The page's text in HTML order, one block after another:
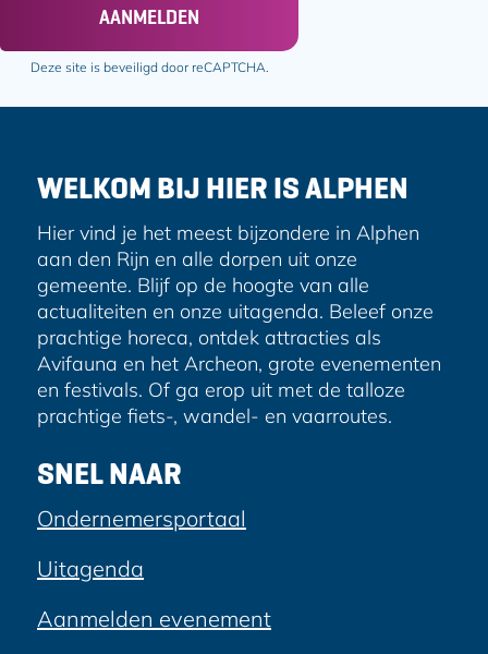
l
d
AANMELDEN
Deze site is beveiligd door reCAPTCHA.
WELKOM BIJ HIER IS ALPHEN
Hier vind je het meest bijzondere in Alphen
aan den Rijn en alle dorpen uit onze
gemeente. Blijf op de hoogte van alle
actualiteiten en onze uitagenda. Beleef onze
prachtige horeca, ontdek attracties als
Avifauna en het Archeon, grote evenementen
en festivals. Of ga erop uit met de talloze
prachtige fiets-, wandel- en vaarroutes.
SNEL NAAR
Ondernemersportaal
Uitagenda
Aanmelden evenement